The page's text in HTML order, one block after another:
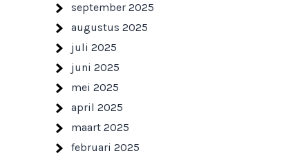
september 2025
augustus 2025
juli 2025
juni 2025
mei 2025
april 2025
maart 2025
februari 2025